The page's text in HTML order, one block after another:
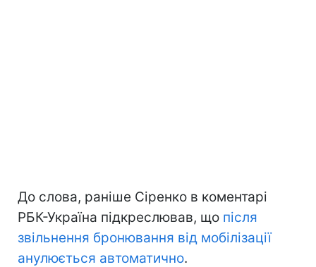
До слова, раніше Сіренко в коментарі
РБК-Україна підкреслював, що після
звільнення бронювання від мобілізації
анулюється автоматично.